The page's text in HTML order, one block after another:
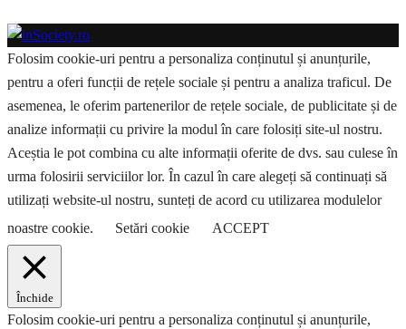
Folosim cookie-uri pentru a personaliza conținutul și anunțurile,
pentru a oferi funcții de rețele sociale și pentru a analiza traficul. De
asemenea, le oferim partenerilor de rețele sociale, de publicitate și de
analize informații cu privire la modul în care folosiți site-ul nostru.
Aceștia le pot combina cu alte informații oferite de dvs. sau culese în
urma folosirii serviciilor lor. În cazul în care alegeți să continuați să
utilizați website-ul nostru, sunteți de acord cu utilizarea modulelor
noastre cookie.
Setări cookie ACCEPT
Închide
Folosim cookie-uri pentru a personaliza conținutul și anunțurile,